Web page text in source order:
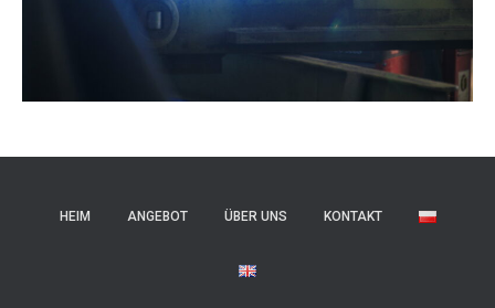
HEIM ANGEBOT ÜBER UNS KONTAKT